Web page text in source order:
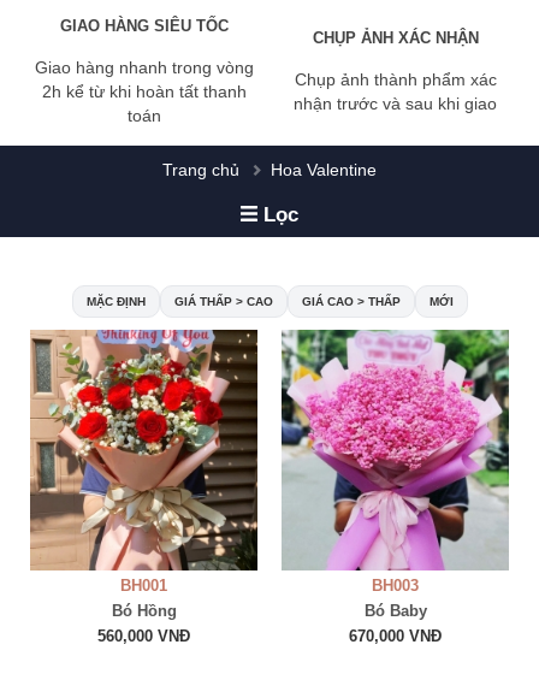
GIAO HÀNG SIÊU TỐC
Giao hàng nhanh trong vòng
2h kể từ khi hoàn tất thanh
toán
CHỤP ẢNH XÁC NHẬN
Chụp ảnh thành phẩm xác
nhận trước và sau khi giao
Trang chủ Hoa Valentine
Lọc
MẶC ĐỊNH GIÁ THẤP > CAO GIÁ CAO > THẤP MỚI
BH001
Bó Hồng
560,000 VNĐ
BH003
Bó Baby
670,000 VNĐ